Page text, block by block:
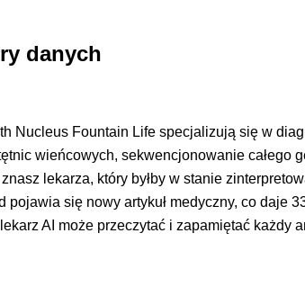
danych
Nucleus Fountain Life specjalizują się w
wieńcowych, sekwencjonowanie
lekarza, który byłby w stanie
pojawia się nowy artykuł medyczny, co daje
AI może przeczytać i zapamiętać każdy